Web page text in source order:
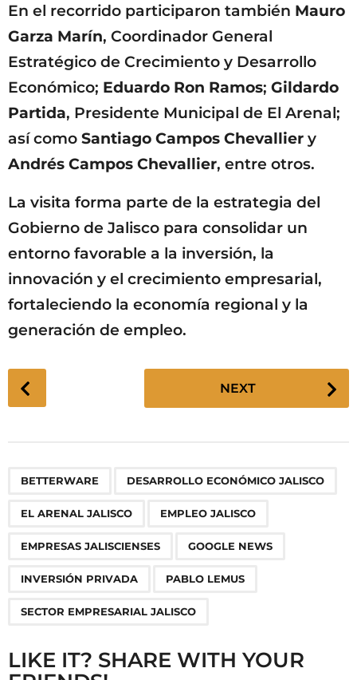
En el recorrido participaron también Mauro
Garza Marín, Coordinador General
Estratégico de Crecimiento y Desarrollo
Económico; Eduardo Ron Ramos; Gildardo
Partida, Presidente Municipal de El Arenal;
así como Santiago Campos Chevallier y
Andrés Campos Chevallier, entre otros.
La visita forma parte de la estrategia del
Gobierno de Jalisco para consolidar un
entorno favorable a la inversión, la
innovación y el crecimiento empresarial,
fortaleciendo la economía regional y la
generación de empleo.
o
n
NEXT
BETTERWARE DESARROLLO ECONÓMICO JALISCO
EL ARENAL JALISCO EMPLEO JALISCO
EMPRESAS JALISCIENSES GOOGLE NEWS
INVERSIÓN PRIVADA PABLO LEMUS
SECTOR EMPRESARIAL JALISCO
LIKE IT? SHARE WITH YOUR